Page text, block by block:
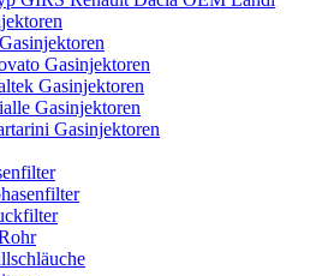
Gasinjektoren
Gasinjektoren
Gasinjektoren
Gasinjektoren